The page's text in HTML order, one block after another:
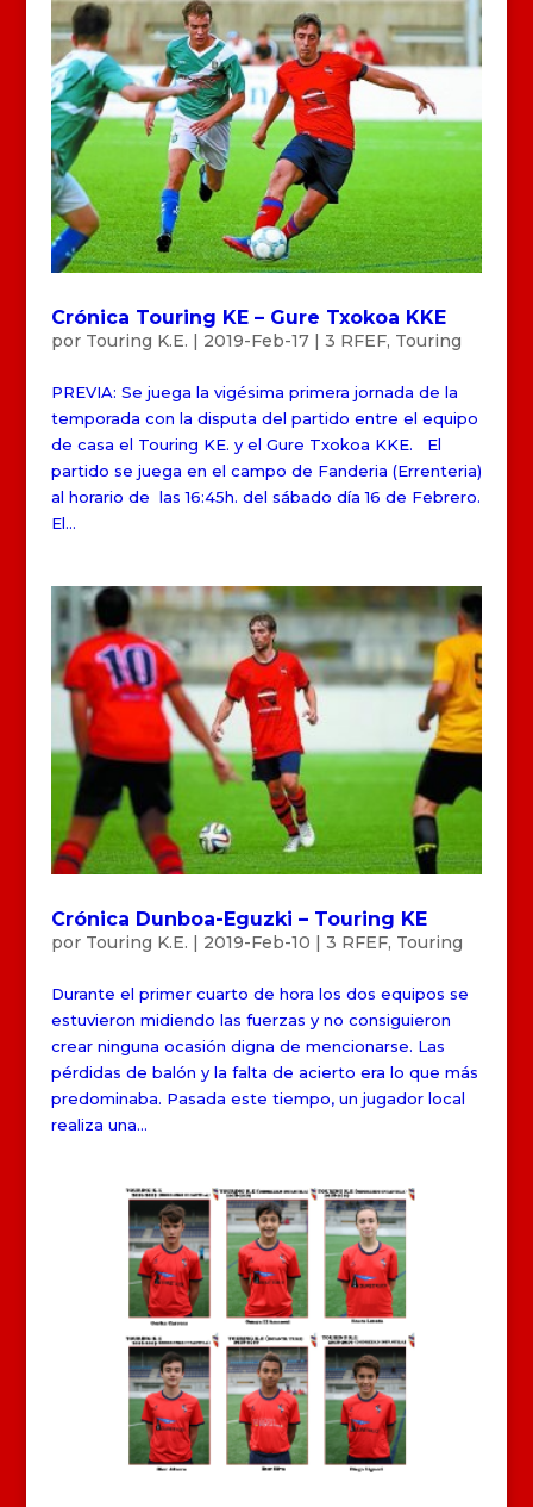
Crónica Touring KE – Gure Txokoa KKE
por Touring K.E. | 2019-Feb-17| 3 RFEF, Touring
PREVIA: Se juega la vigésima primera jornada de la
temporada con la disputa del partido entre el equipo
de casa el Touring KE. y el Gure Txokoa KKE. El
partido se juega en el campo de Fanderia (Errenteria)
al horario de las 16:45h. del sábado día 16 de Febrero.
El...
Crónica Dunboa-Eguzki – Touring KE
por Touring K.E. | 2019-Feb-10 | 3 RFEF, Touring
Durante el primer cuarto de hora los dos equipos se
estuvieron midiendo las fuerzas y no consiguieron
crear ninguna ocasión digna de mencionarse. Las
pérdidas de balón y la falta de acierto era lo que más
predominaba. Pasada este tiempo, un jugador local
realiza una...